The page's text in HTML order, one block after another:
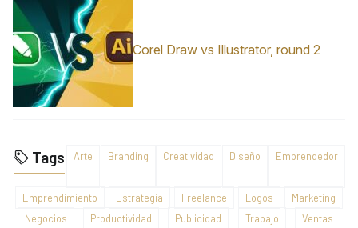
Corel Draw vs Illustrator, round 2
Tags Arte Branding Creatividad Diseño Emprendedor
Emprendimiento Estrategia Freelance Logos
Marketing
Negocios
Productividad Publicidad Trabajo Ventas